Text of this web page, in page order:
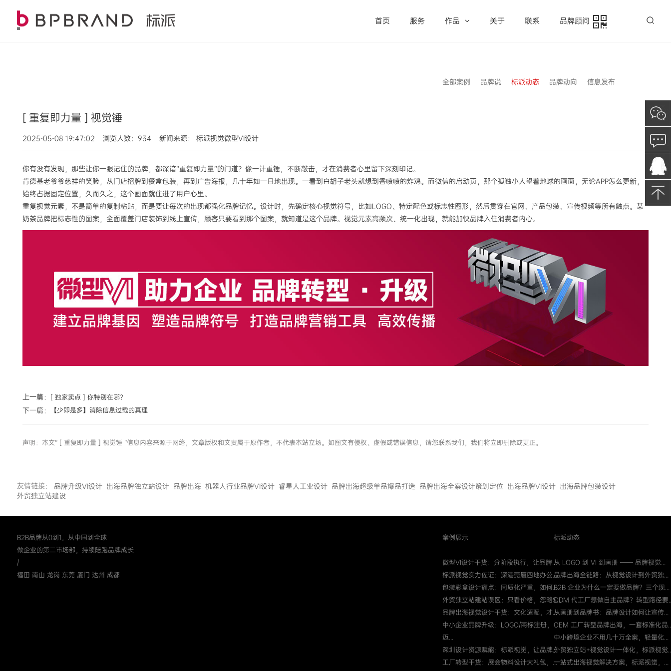
首页 服务 作品 关于 联系 品牌顾问
全部案例 品牌说 标派动态 品牌动向 信息发布
[ 重复即力量 ] 视觉锤
2025-05-08 19:47:02 浏览人数：934 新闻来源： 标派视觉微型VI设计
你有没有发现，那些让你一眼记住的品牌，都深谙“重复即力量”的门道？像一计重锤，不断敲击，才在消费者心里留下深刻印记。
肯德基老爷爷慈祥的笑脸，从门店招牌到餐盒包装，再到广告海报，几十年如一日地出现。一看到白胡子老头就想到香喷喷的炸鸡。而微信的启动页，那个孤独小人望着地球的画面，无论APP怎么更新，
始终占据固定位置，久而久之，这个画面就住进了用户心里。
重复视觉元素，不是简单的复制粘贴，而是要让每次的出现都强化品牌记忆。设计时，先确定核心视觉符号，比如LOGO、特定配色或标志性图形，然后贯穿在官网、产品包装、宣传视频等所有触点。某
奶茶品牌把标志性的图案，全面覆盖门店装饰到线上宣传，顾客只要看到那个图案，就知道是这个品牌。视觉元素高频次、统一化出现，就能加快品牌入住消费者内心。
上一篇： [ 独家卖点 ] 你特别在哪？
下一篇： 【少即是多】消除信息过载的真理
声明：本文“ [ 重复即力量 ] 视觉锤 ”信息内容来源于网络，文章版权和文责属于原作者，不代表本站立场。如图文有侵权、虚假或错误信息，请您联系我们，我们将立即删除或更正。
友情链接： 品牌升级VI设计 出海品牌独立站设计 品牌出海 机器人行业品牌VI设计 睿星人工业设计 品牌出海超级单品爆品打造 品牌出海全案设计策划定位 出海品牌VI设计 出海品牌包装设计
外贸独立站建设
B2B品牌从0到1，从中国到全球
做企业的第二市场部，持续陪跑品牌成长
/
福田 南山 龙岗 东莞 厦门 达州 成都
案例展示
微型VI设计干货：分阶段执行，让品牌...
标派视觉实力佐证：深港莞厦四地办公...
包装彩盒设计痛点：同质化严重，如何...
外贸独立站建站误区：只看价格，忽略S...
品牌出海视觉设计干货：文化适配，才...
中小企业品牌升级：LOGO/商标注册，
迈...
深圳设计资源赋能：标派视觉，让品牌...
工厂转型干货：展会物料设计大礼包，...
标派动态
从 LOGO 到 VI 到画册 —— 品牌视觉...
品牌出海全链路：从视觉设计到外贸独...
B2B 企业为什么一定要做品牌？三个现...
ODM 代工厂想做自主品牌？转型路径要
从画册到品牌书：品牌设计如何让宣传...
OEM 工厂转型品牌出海，一套标准化品
中小跨境企业不用几十万全案，轻量化...
外贸独立站+视觉设计一体化，标派视觉
一站式出海视觉解决方案，标派视觉，...